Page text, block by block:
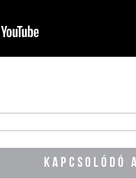
KAPCSOLÓDÓ